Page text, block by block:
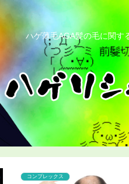
ハゲ薄毛AGA髪の毛に関す
コンプレックス